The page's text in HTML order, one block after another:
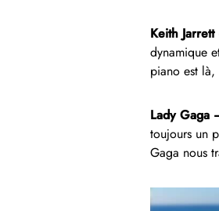
Keith
dynamique
piano est
Lady Gaga
toujours un
Gaga nous